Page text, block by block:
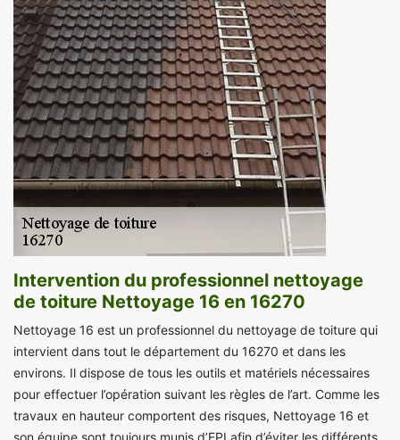
Intervention du professionnel nettoyage
de toiture Nettoyage 16 en 16270
Nettoyage 16 est un professionnel du nettoyage de toiture qui
intervient dans tout le département du 16270 et dans les
environs. Il dispose de tous les outils et matériels nécessaires
pour effectuer l’opération suivant les règles de l’art. Comme les
travaux en hauteur comportent des risques, Nettoyage 16 et